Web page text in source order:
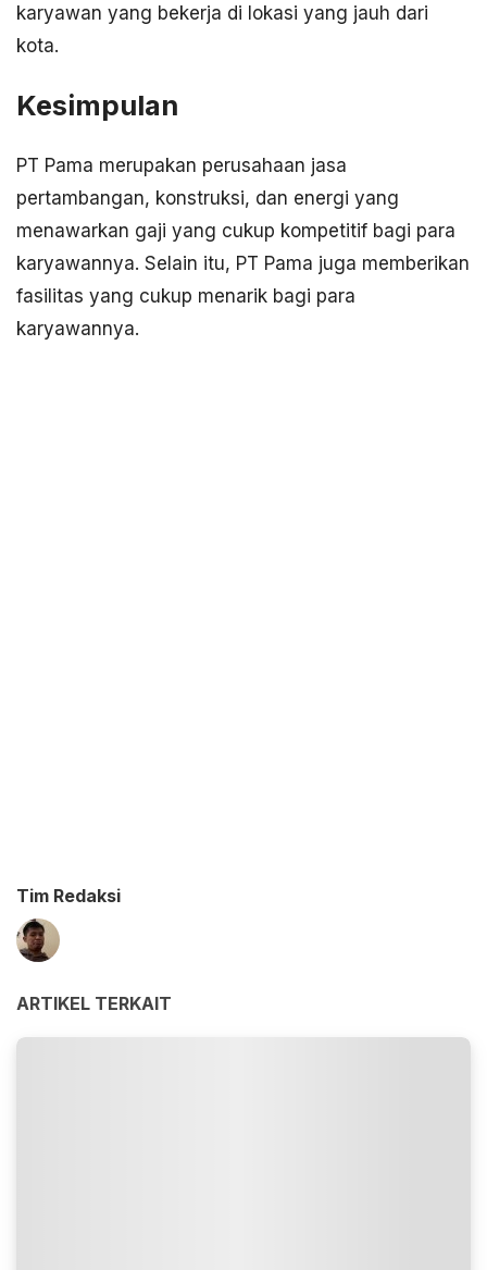
karyawan yang bekerja di lokasi yang jauh dari
kota.
Kesimpulan
PT Pama merupakan perusahaan jasa
pertambangan, konstruksi, dan energi yang
menawarkan gaji yang cukup kompetitif bagi para
karyawannya. Selain itu, PT Pama juga memberikan
fasilitas yang cukup menarik bagi para
karyawannya.
Tim Redaksi
ARTIKEL TERKAIT